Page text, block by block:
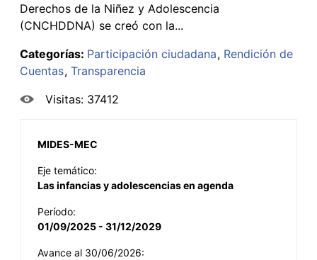
Derechos de la Niñez y Adolescencia
(CNCHDDNA) se creó con la...
Categorías: Participación ciudadana Rendición de
Cuentas Transparencia
Visitas: 37412
MIDES-MEC
Eje temático:
Las infancias y adolescencias en agenda
Período:
01/09/2025 - 31/12/2029
Avance al 30/06/2026: